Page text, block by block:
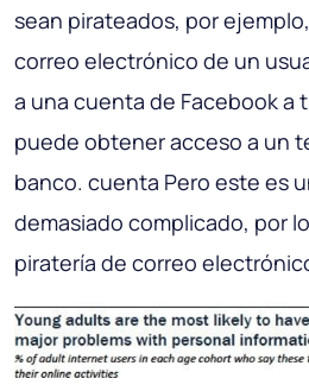
sean pirateados, por
correo electrónico de un
a una cuenta de Facebook a
puede obtener acceso a un
banco. cuenta Pero este es
demasiado complicado, por
piratería de correo